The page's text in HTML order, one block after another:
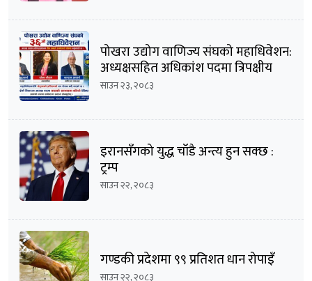
पोखरा उद्योग वाणिज्य संघको महाधिवेशन:
अध्यक्षसहित अधिकांश पदमा त्रिपक्षीय
भिडन्तको सम्भावना
साउन २३, २०८३
इरानसँगको युद्ध चाँडै अन्त्य हुन सक्छ :
ट्रम्प
साउन २२, २०८३
गण्डकी प्रदेशमा ९९ प्रतिशत धान रोपाइँ
साउन २२, २०८३